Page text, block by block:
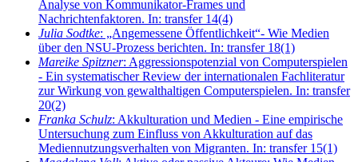
Analyse von Kommunikator-Frames und
Nachrichtenfaktoren. In: transfer 14(4)
Julia Sodtke: „Angemessene Öffentlichkeit“- Wie Medien
über den NSU-Prozess berichten. In: transfer 18(1)
Mareike Spitzner: Aggressionspotenzial von Computerspielen
- Ein systematischer Review der internationalen Fachliteratur
zur Wirkung von gewalthaltigen Computerspielen. In: transfer
20(2)
Franka Schulz: Akkulturation und Medien - Eine empirische
Untersuchung zum Einfluss von Akkulturation auf das
Mediennutzungsverhalten von Migranten. In: transfer 15(1)